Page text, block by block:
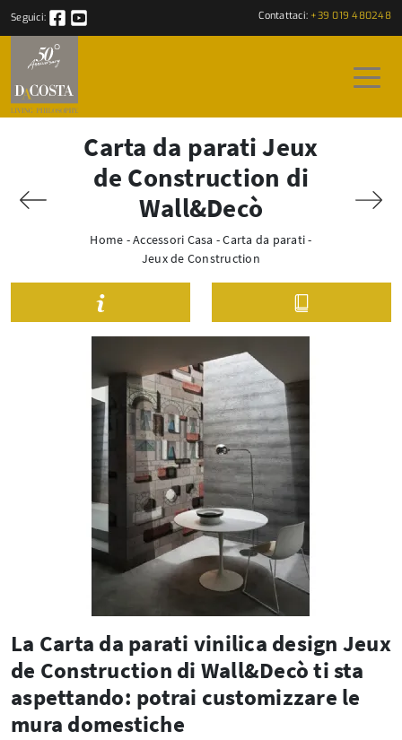
Seguici: Contattaci: +39 019 480248
Carta da parati Jeux
de Construction di
Wall&Decò
Home -Accessori Casa -Carta da parati-
Jeux de Construction
La Carta da parati vinilica design Jeux
de Construction di Wall&Decò ti sta
aspettando: potrai customizzare le
mura domestiche